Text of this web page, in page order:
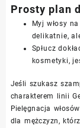
Prosty plan
Myj włosy
delikatnie,
Spłucz
kosmetyki,
Jeśli szukasz
charakterem linii
Pielęgnacja
dla mężczyzn,